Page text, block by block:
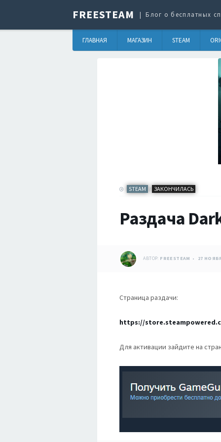
FREESTEAM Блог о бесплатных
ГЛАВНАЯ МАГАЗИН STEAM
STEAM / ЗАКОНЧИЛАСЬ
Раздача
АВТОР: FREESTEAM 27
Страница раздачи:
https://
Для активации зайдите на